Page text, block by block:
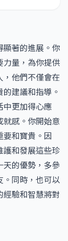
顯著的進展。你
力量，為你提供
他們不僅會在
建議和指導。
中更加得心應
感。你開始意
要和寶貴。因
護和發展這些珍
天的優勢，多參
。同時，也可以
驗和智慧將對